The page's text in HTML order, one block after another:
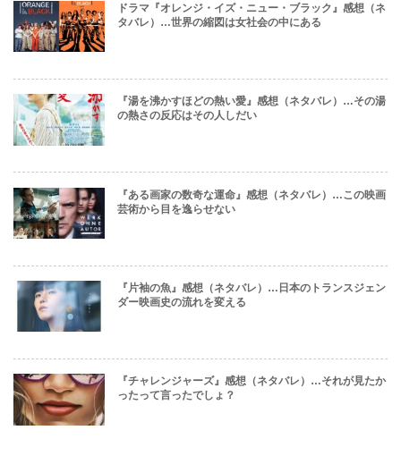
ドラマ『オレンジ・イズ・ニュー・ブラック』感想（ネ
タバレ）…世界の縮図は女社会の中にある
『湯を沸かすほどの熱い愛』感想（ネタバレ）…その湯
の熱さの反応はその人しだい
『ある画家の数奇な運命』感想（ネタバレ）…この映画
芸術から目を逸らせない
『片袖の魚』感想（ネタバレ）…日本のトランスジェン
ダー映画史の流れを変える
『チャレンジャーズ』感想（ネタバレ）…それが見たか
ったって言ったでしょ？